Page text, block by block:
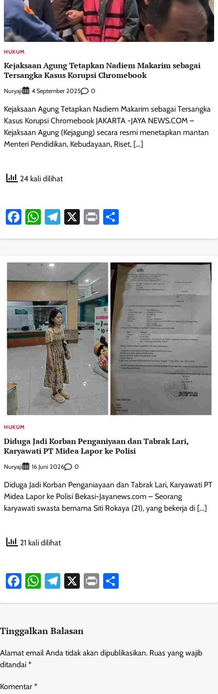
HUKUM
Kejaksaan Agung Tetapkan Nadiem Makarim sebagai
Tersangka Kasus Korupsi Chromebook
Nuryaji 4 September 2025 0
Kejaksaan Agung Tetapkan Nadiem Makarim sebagai Tersangka
Kasus Korupsi Chromebook JAKARTA -JAYA NEWS.COM –
Kejaksaan Agung (Kejagung) secara resmi menetapkan mantan
Menteri Pendidikan, Kebudayaan, Riset, […]
24 kali dilihat
Facebook
WhatsApp
Telegram
X Print
HUKUM
Diduga Jadi Korban Penganiyaan dan Tabrak Lari,
Karyawati PT Midea Lapor ke Polisi
Nuryaji 16 Juni 2026 0
Diduga Jadi Korban Penganiayaan dan Tabrak Lari, Karyawati PT
Midea Lapor ke Polisi Bekasi-Jayanews.com – Seorang
karyawati swasta bernama Siti Rokaya (21), yang bekerja di […]
21 kali dilihat
Facebook
WhatsApp
Telegram
X Print
Tinggalkan Balasan
Alamat email Anda tidak akan dipublikasikan. Ruas yang wajib
ditandai *
Komentar *